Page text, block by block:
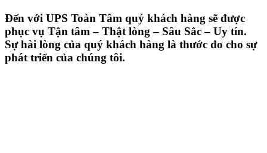
Đến với UPS Toàn Tâm quý khách hàng sẽ được
phục vụ Tận tâm – Thật lòng – Sâu Sắc – Uy tín.
Sự hài lòng của quý khách hàng là thước đo cho sự
phát triển của chúng tôi.